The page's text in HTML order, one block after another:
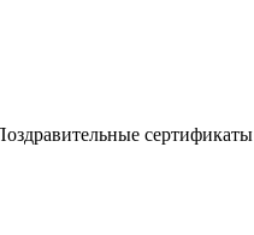
сертификаты